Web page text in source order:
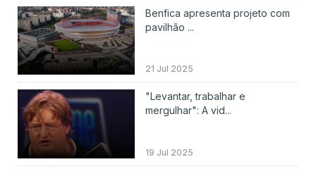
Benfica apresenta projeto com
pavilhão ...
21 Jul 2025
"Levantar, trabalhar e
mergulhar": A vid...
19 Jul 2025